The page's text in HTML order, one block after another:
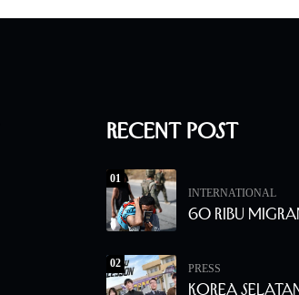
Recent Post
01
INTERNATIONAL
60 Ribu
02 PRESS
Korea